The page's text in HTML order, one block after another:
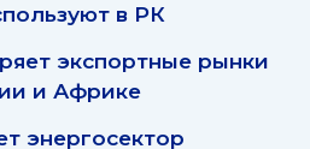
в РК
экспортные рынки
и Африке
энергосектор